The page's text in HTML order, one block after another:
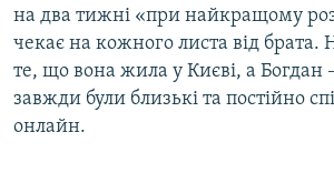
на два тижні «при найкращому
чекає на кожного листа від
те, що вона жила у Києві, а Богдан
завжди були близькі та постійно
онлайн.